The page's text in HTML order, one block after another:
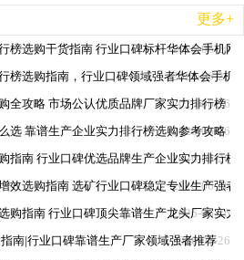
更多+
2026-06-26
榜选购干货指南 行业口碑标杆华体会手机网
2026-06-26
榜选购指南，行业口碑领域强者华体会手机
2026-06-26
全攻略 市场公认优质品牌厂家实力排行榜
2026-06-26
选 靠谱生产企业实力排行榜选购参考攻略
2026-06-26
指南 行业口碑优选品牌生产企业实力排行榜
2026-06-26
效选购指南 选矿行业口碑稳定专业生产强者
2026-06-26
购指南 行业口碑顶尖靠谱生产龙头厂家实力
2026-06-26
南|行业口碑靠谱生产厂家领域强者推荐